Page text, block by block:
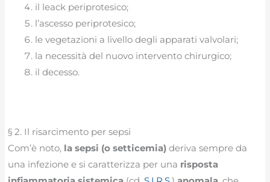
il leack periprotesico;
l’ascesso periprotesico;
le vegetazioni a livello degli apparati valvolari;
la necessità del nuovo intervento chirurgico;
il decesso.
§ 2. Il risarcimento per sepsi
Com’è noto, la sepsi (o setticemia) deriva sempre da
una infezione e si caratterizza per una risposta